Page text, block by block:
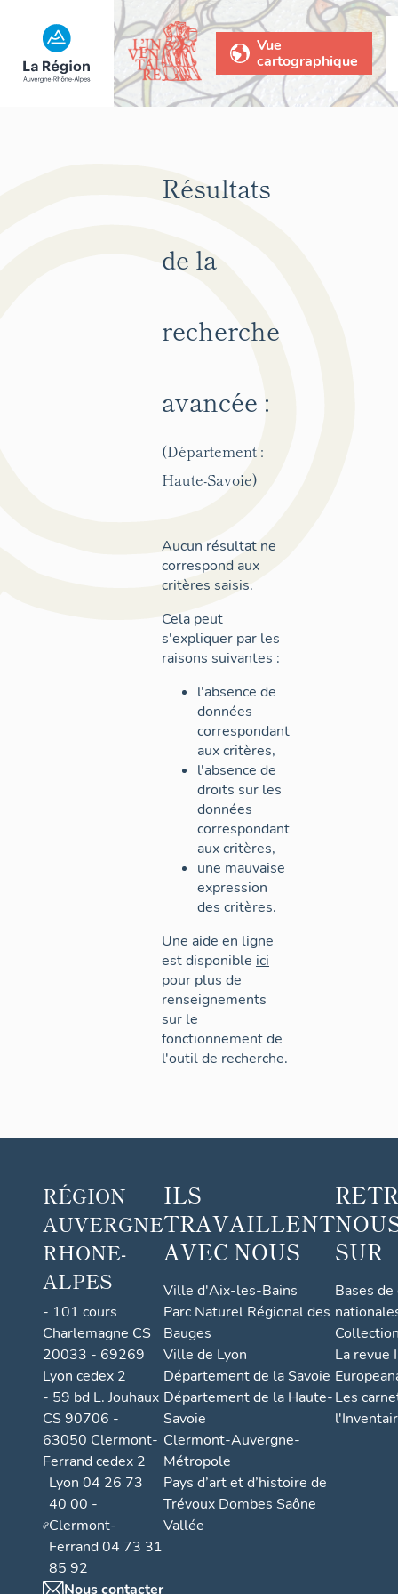
Vue
cartographique
Résultats
de la
recherche
avancée :
(Département :
Haute-Savoie)
Aucun résultat ne
correspond aux
critères saisis.
Cela peut
s'expliquer par les
raisons suivantes :
l'absence de
données
correspondant
aux critères,
l'absence de
droits sur les
données
correspondant
aux critères,
une mauvaise
expression
des critères.
Une aide en ligne
est disponible ici
pour plus de
renseignements
sur le
fonctionnement de
l'outil de recherche.
RÉGION
AUVERGNE
RHONE-
ALPES
- 101 cours
Charlemagne CS
20033 - 69269
Lyon cedex 2
- 59 bd L. Jouhaux
CS 90706 -
63050 Clermont-
Ferrand cedex 2
Lyon 04 26 73
40 00 -
Clermont-
Ferrand 04 73 31
85 92
Nous contacter
ILS
TRAVAILLENT
AVEC NOUS
Ville d'Aix-les-Bains
Parc Naturel Régional des
Bauges
Ville de Lyon
Département de la Savoie
Département de la Haute-
Savoie
Clermont-Auvergne-
Métropole
Pays d’art et d’histoire de
Trévoux Dombes Saône
Vallée
SUR
Bases
La revue
Les